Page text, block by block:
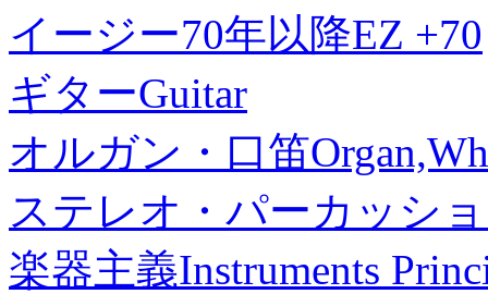
イージー70年以降EZ +70
ギターGuitar
オルガン・口笛
ステレオ・パーカッシ
楽器主義Instruments